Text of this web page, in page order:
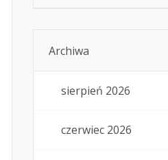
Archiwa
sierpień 2026
czerwiec 2026